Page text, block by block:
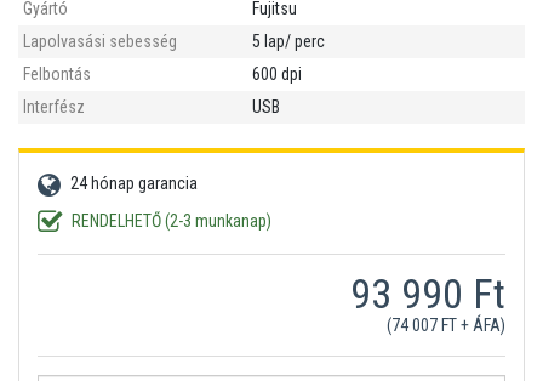
Gyártó
Fujitsu
Lapolvasási sebesség
5 lap/ perc
Felbontás
600 dpi
Interfész
USB
24 hónap garancia
RENDELHETŐ (2-3 munkanap)
93 990 Ft
(74 007 FT + ÁFA)